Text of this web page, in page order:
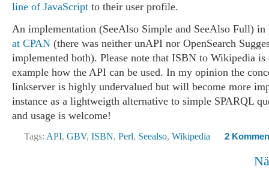
line of JavaScript to their user profile.
An implementation (SeeAlso Simple and SeeAlso Full)
at CPAN (there was neither unAPI nor OpenSearch
implemented both). Please note that ISBN to Wikipedia
example how the API can be used. In my opinion the
linkserver is highly undervalued but will become more
instance as a lightweigth alternative to simple SPARQL
and usage is welcome!
Tags: API, GBV, ISBN, Perl, Seealso, Wikipedia 2